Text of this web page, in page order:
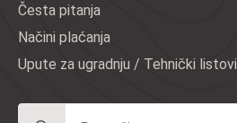
Česta pitanja
Načini plaćanja
Upute za ugradnju / Tehnički listovi